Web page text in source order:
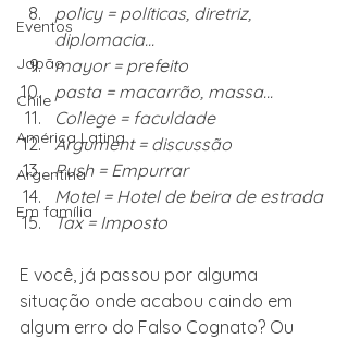
Eventos
Japão
Chile
América Latina
Argentina
Em família
policy = políticas, diretriz,
diplomacia...
mayor = prefeito
pasta = macarrão, massa...
College = faculdade
Argument = discussão
Push = Empurrar
Motel = Hotel de beira de estrada
Tax = Imposto
E você, já passou por alguma
situação onde acabou caindo em
algum erro do Falso Cognato? Ou